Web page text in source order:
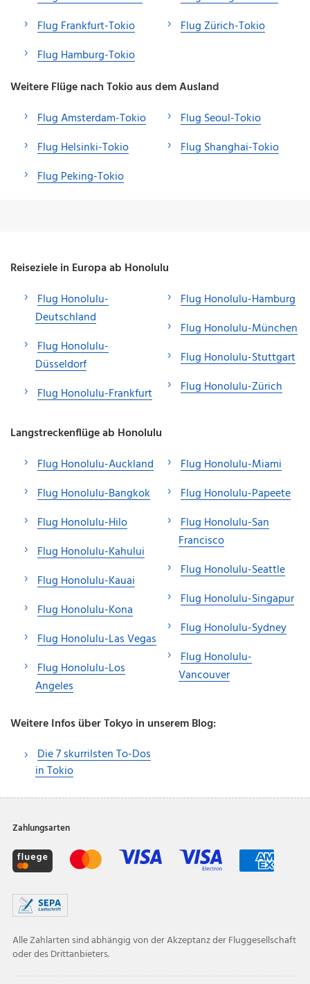
Flug Frankfurt-Tokio
Flug Hamburg-Tokio
Flug Zürich-Tokio
Weitere Flüge nach Tokio aus dem Ausland
Flug Amsterdam-Tokio
Flug Helsinki-Tokio
Flug Peking-Tokio
Flug Seoul-Tokio
Flug Shanghai-Tokio
Reiseziele in Europa ab Honolulu
Flug Honolulu-
Deutschland
Flug Honolulu-
Düsseldorf
Flug Honolulu-Frankfurt
Flug Honolulu-Hamburg
Flug Honolulu-München
Flug Honolulu-Stuttgart
Flug Honolulu-Zürich
Langstreckenflüge ab Honolulu
Flug Honolulu-Auckland
Flug Honolulu-Bangkok
Flug Honolulu-Hilo
Flug Honolulu-Kahului
Flug Honolulu-Kauai
Flug Honolulu-Kona
Flug Honolulu-Las Vegas
Flug Honolulu-Los
Angeles
Flug Honolulu-Miami
Flug Honolulu-Papeete
Flug Honolulu-San
Francisco
Flug Honolulu-Seattle
Flug Honolulu-Singapur
Flug Honolulu-Sydney
Flug Honolulu-
Vancouver
Weitere Infos über Tokyo in unserem Blog:
Die 7 skurrilsten To-Dos
in Tokio